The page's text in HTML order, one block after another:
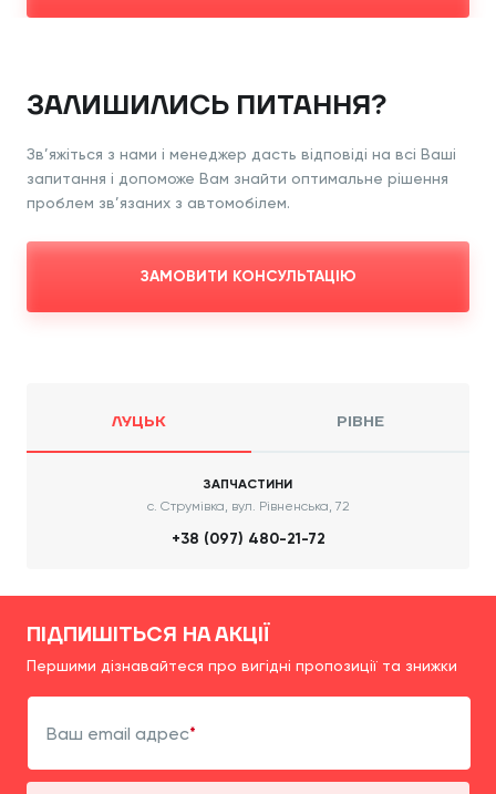
ЗАЛИШИЛИСЬ ПИТАННЯ?
Зв’яжіться з нами і менеджер дасть відповіді на всі Ваші
запитання і допоможе Вам знайти оптимальне рішення
проблем зв’язаних з автомобілем.
ЗАМОВИТИ КОНСУЛЬТАЦІЮ
ЛУЦЬК РІВНЕ
ЗАПЧАСТИНИ
с. Струмівка, вул. Рівненська, 72
+38 (097) 480-21-72
ПІДПИШІТЬСЯ НА АКЦІЇ
Першими дізнавайтеся про вигідні пропозиції та знижки
Ваш email адрес